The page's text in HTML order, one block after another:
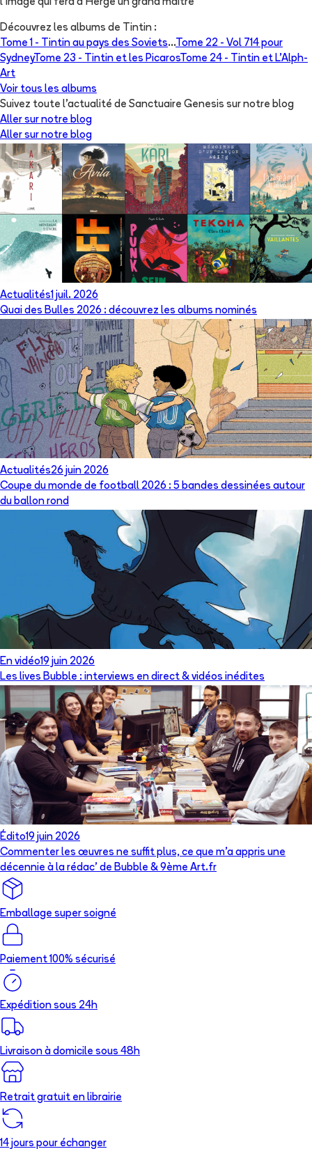
l'image qui fera d'Hergé un grand maître
Découvrez les albums de Tintin :
Tome 1 - Tintin au pays des Soviets...Tome 22 - Vol 714 pour
SydneyTome 23 - Tintin et les PicarosTome 24 - Tintin et L'Alph-
Art
Voir tous les albums
Suivez toute l'actualité de Sanctuaire Genesis sur notre blog
Aller sur notre blog
Aller sur notre blog
Actualités1 juil. 2026
Quai des Bulles 2026 : découvrez les albums nominés
Actualités26 juin 2026
Coupe du monde de football 2026 : 5 bandes dessinées autour
du ballon rond
En vidéo19 juin 2026
Les lives Bubble : interviews en direct & vidéos inédites
Édito19 juin 2026
Commenter les œuvres ne suffit plus, ce que m’a appris une
décennie à la rédac’ de Bubble & 9ème Art.fr
Emballage super soigné
Paiement 100% sécurisé
Expédition sous 24h
Livraison à domicile sous 48h
Retrait gratuit en librairie
14 jours pour échanger